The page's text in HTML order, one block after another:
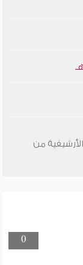
من
0